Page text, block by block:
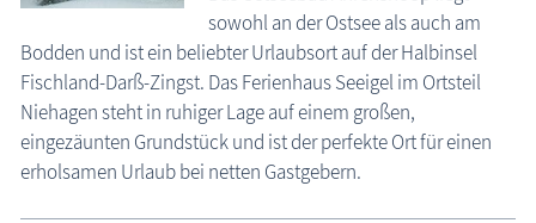
sowohl an der Ostsee als auch am
Bodden und ist ein beliebter Urlaubsort auf der Halbinsel
Fischland-Darß-Zingst. Das Ferienhaus Seeigel im Ortsteil
Niehagen steht in ruhiger Lage auf einem großen,
eingezäunten Grundstück und ist der perfekte Ort für einen
erholsamen Urlaub bei netten Gastgebern.